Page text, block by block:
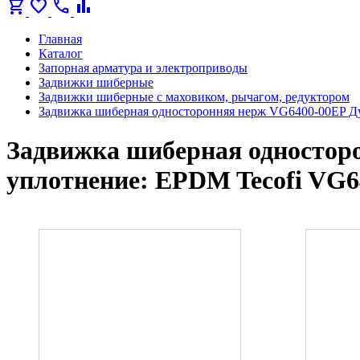
shopping_cart favorite call bar_chart
Главная
Каталог
Запорная арматура и электроприводы
Задвижки шиберные
Задвижки шиберные с маховиком, рычагом, редуктором
Задвижка шиберная односторонняя нерж VG6400-00EP
Задвижка шиберная
уплотнение: EPDM Tecofi